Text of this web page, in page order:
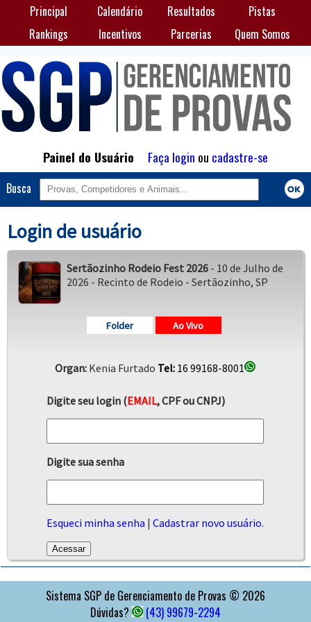
Principal Calendário Resultados
Pistas
Rankings
Incentivos Parcerias Quem Somos
Painel do Usuário Faça login ou cadastre-se
Busca
Login de usuário
Sertãozinho Rodeio Fest 2026- 10 de Julho de
2026 - Recinto de Rodeio - Sertãozinho, SP
Folder Ao Vivo
Organ: Kenia Furtado Tel: 16 99168-8001
Digite seu login (EMAIL, CPF ou CNPJ)
Digite sua senha
Esqueci minha senha |Cadastrar novo usuário.
Sistema SGP de Gerenciamento de Provas © 2026
Dúvidas?
(43) 99679-2294